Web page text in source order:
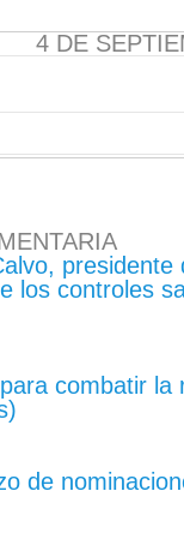
4 DE
presidente
los controles
combatir
de